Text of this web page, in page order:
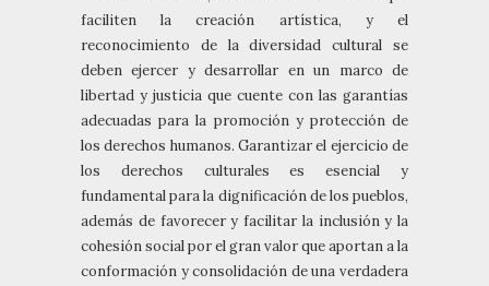
faciliten la creación artística, y el
reconocimiento de la diversidad cultural se
deben ejercer y desarrollar en un marco de
libertad y justicia que cuente con las garantías
adecuadas para la promoción y protección de
los derechos humanos. Garantizar el ejercicio de
los derechos culturales es esencial y
fundamental para la dignificación de los pueblos,
además de favorecer y facilitar la inclusión y la
cohesión social por el gran valor que aportan a la
conformación y consolidación de una verdadera